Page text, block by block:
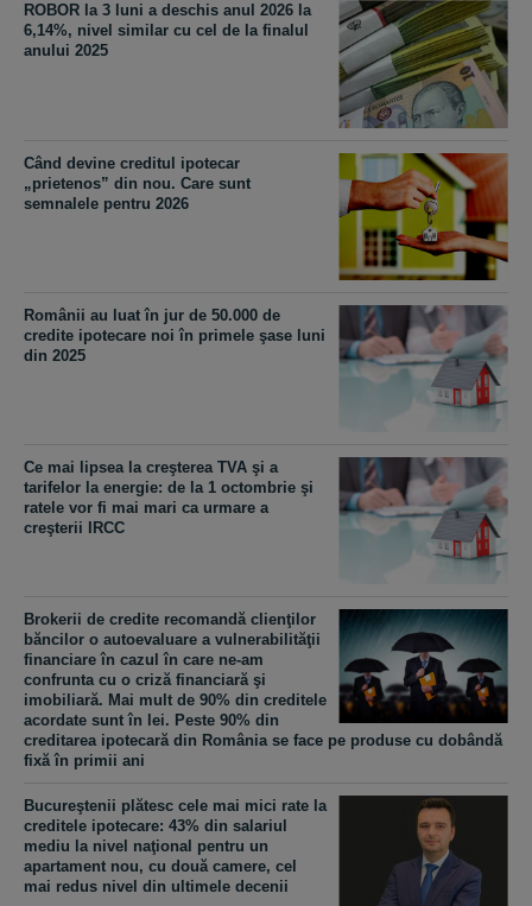
ROBOR la 3 luni a deschis anul 2026 la
6,14%, nivel similar cu cel de la finalul
anului 2025
Când devine creditul ipotecar
„prietenos” din nou. Care sunt
semnalele pentru 2026
Românii au luat în jur de 50.000 de
credite ipotecare noi în primele şase luni
din 2025
Ce mai lipsea la creşterea TVA şi a
tarifelor la energie: de la 1 octombrie şi
ratele vor fi mai mari ca urmare a
creşterii IRCC
Brokerii de credite recomandă clienţilor
băncilor o autoevaluare a vulnerabilităţii
financiare în cazul în care ne-am
confrunta cu o criză financiară şi
imobiliară. Mai mult de 90% din creditele
acordate sunt în lei. Peste 90% din
creditarea ipotecară din România se face pe produse cu dobândă
fixă în primii ani
Bucureştenii plătesc cele mai mici rate la
creditele ipotecare: 43% din salariul
mediu la nivel naţional pentru un
apartament nou, cu două camere, cel
mai redus nivel din ultimele decenii